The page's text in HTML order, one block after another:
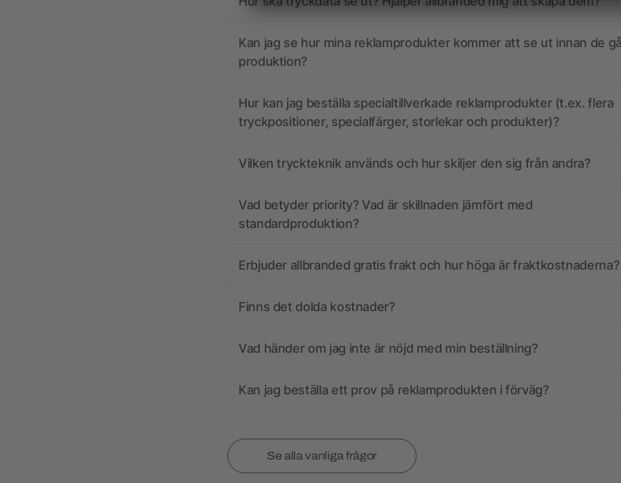
Kan jag se hur mina reklamprodukter kommer att se ut innan de
produktion?
Hur kan jag beställa specialtillverkade reklamprodukter (t.ex. flera
tryckpositioner, specialfärger, storlekar och produkter)?
Vilken tryckteknik används och hur skiljer den sig från andra?
Vad betyder priority? Vad är skillnaden jämfört med
standardproduktion?
Erbjuder allbranded gratis frakt och hur höga är fraktkostnaderna?
Finns det dolda kostnader?
Vad händer om jag inte är nöjd med min beställning?
Kan jag beställa ett prov på reklamprodukten i förväg?
Se alla vanliga frågor